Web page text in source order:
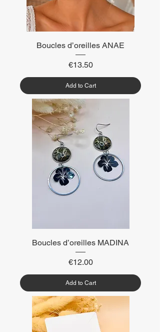
Boucles d’oreilles ANAE
Price
€13.50
Add to Cart
Boucles d’oreilles MADINA
Price
€12.00
Add to Cart